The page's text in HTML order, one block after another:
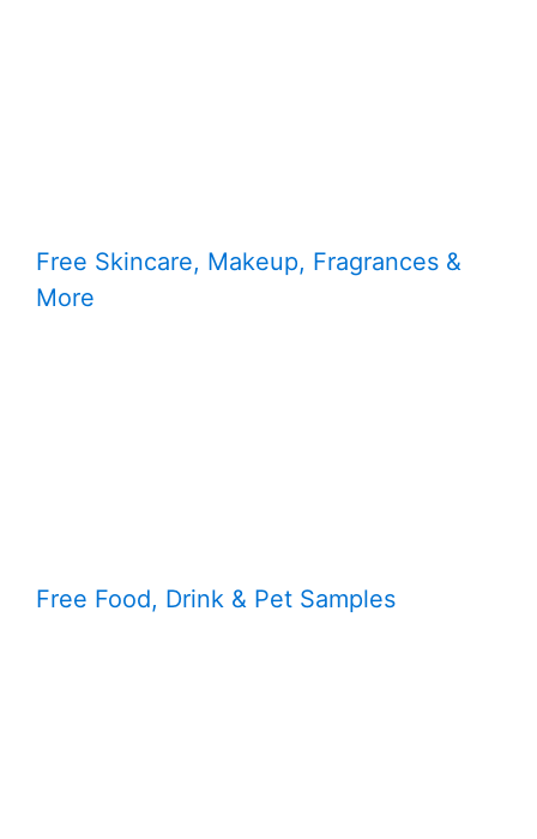
Free Skincare, Makeup, Fragrances &
More
Free Food, Drink & Pet Samples